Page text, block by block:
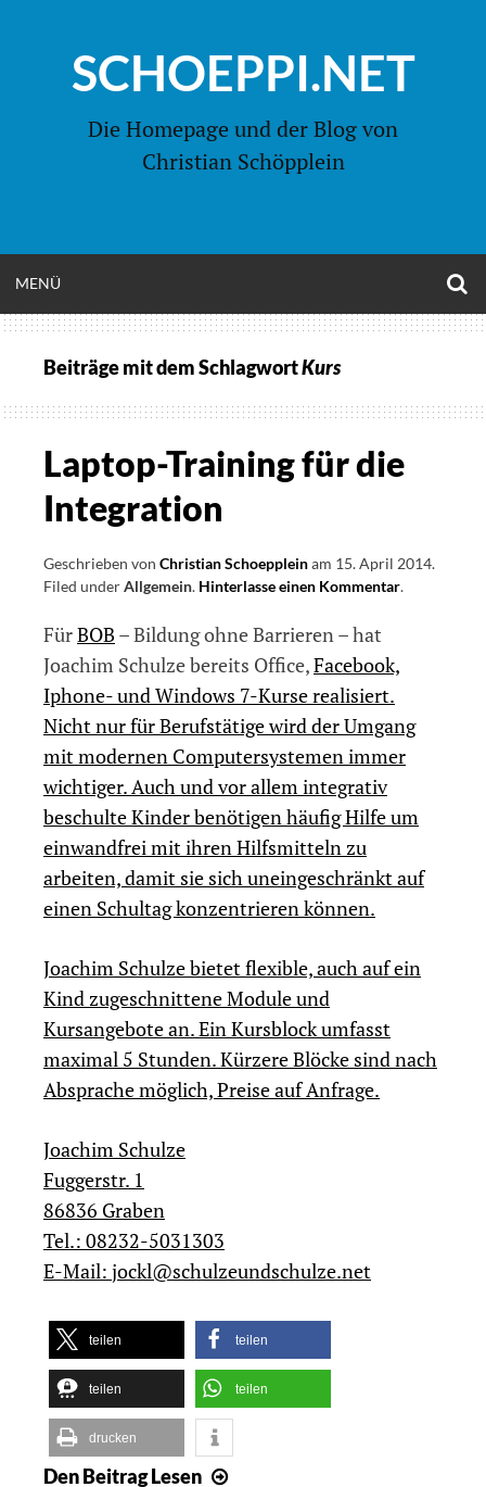
springenSCHOEPPI.NET
Die Homepage und der Blog von
Christian Schöpplein
MENÜ
Beiträge mit dem SchlagwortKurs
Laptop-Training für die
Integration
Geschrieben von Christian Schoeppleinam 15. April 2014.
Filed underAllgemein. Hinterlasse einen Kommentaron
.
FürBOB – Bildung ohne Barrieren – hat
Joachim Schulze bereits Office,Facebook,
Iphone- und Windows 7-Kurse realisiert.
Nicht nur für Berufstätige wird der Umgang
mit modernen Computersystemen immer
wichtiger. Auch und vor allem integrativ
beschulte Kinder benötigen häufig Hilfe um
einwandfrei mit ihren Hilfsmitteln zu
arbeiten, damit sie sich uneingeschränkt auf
einen Schultag konzentrieren können.
Joachim Schulze bietet flexible, auch auf ein
Kind zugeschnittene Module und
Kursangebote an. Ein Kursblock umfasst
maximal 5 Stunden. Kürzere Blöcke sind nach
Absprache möglich, Preise auf Anfrage.
Joachim Schulze
Fuggerstr. 1
86836 Graben
Tel.: 08232-5031303
E-Mail: jockl@schulzeundschulze.net
teilen teilen
teilen teilen
drucken
Den BeitragLesen